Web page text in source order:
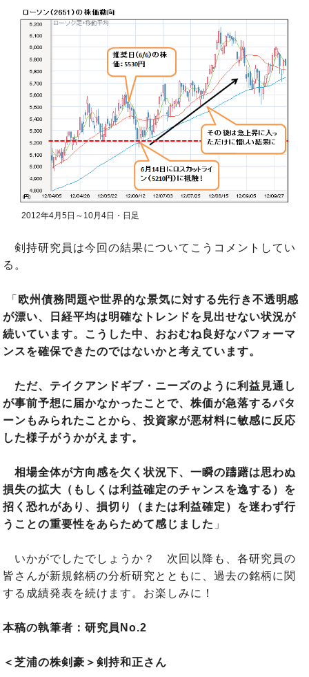
2012年4月5日～10月4日・日足
剣持研究員は今回の結果についてこうコメントしてい
る。
「 欧州債務問題や世界的な景気に対する先行き不透明感
が漂い、日経平均は明確なトレンドを見出せない状況が
続いています。こうした中、おおむね良好なパフォーマ
ンスを確保できたのではないかと考えています。
ただ、テイクアンドギブ・ニーズのように利益見通し
が事前予想に届かなかったことで、株価が急落するパタ
ーンもみられたことから、投資家が悪材料に敏感に反応
した様子がうかがえます。
相場全体が方向感を欠く状況下、一瞬の躊躇は思わぬ
損失の拡大（もしくは利益確定のチャンスを逸する）を
招く恐れがあり、損切り（または利益確定）を迷わず行
うことの重要性をあらためて感じました 」
いかがでしたでしょうか？ 次回以降も、各研究員の
皆さんが新規銘柄の分析研究とともに、過去の銘柄に関
する成績発表を続けます。お楽しみに！
本稿の執筆者：研究員No.2
＜芝浦の株剣豪＞剣持和正さん